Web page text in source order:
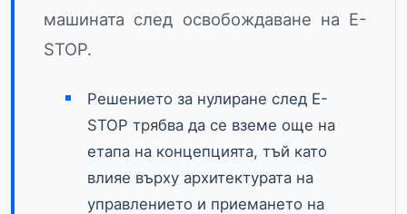
машината след освобождаване на E-
STOP.
Решението за нулиране след E-
STOP трябва да се вземе още на
етапа на концепцията, тъй като
влияе върху архитектурата на
управлението и приемането на